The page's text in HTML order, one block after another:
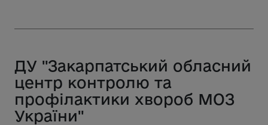
ДУ "Закарпатський обласний
центр контролю та
профілактики хвороб МОЗ
України"